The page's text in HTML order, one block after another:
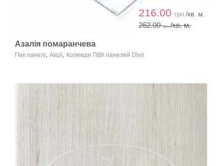
216.00 грн./кв. м.
262.00грн./кв. м.
Азалія помаранчева
Пвх панелі Акції, Колекція ПВХ панелей Divo